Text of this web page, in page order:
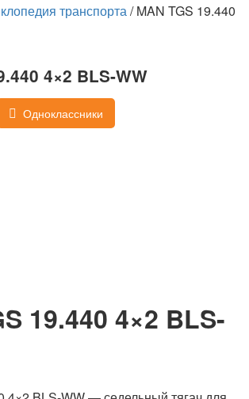
транспорта/MAN TGS 19.440
4×2 BLS-WW
Одноклассники
19.440 4×2 BLS-